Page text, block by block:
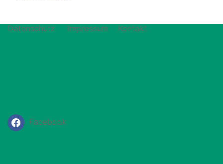
Datenschutz Impressum Kontakt
Facebook